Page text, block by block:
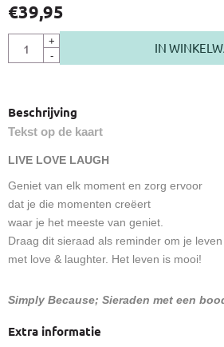
€39,95
+
-
IN
Beschrijving
Tekst op de kaart
LIVE LOVE LAUGH
Geniet van elk moment en zorg ervoor
dat je die momenten creëert
waar je het meeste van geniet.
Draag dit sieraad als reminder om je
met love & laughter. Het leven is mooi!
Simply Because; Sieraden met een
Extra informatie